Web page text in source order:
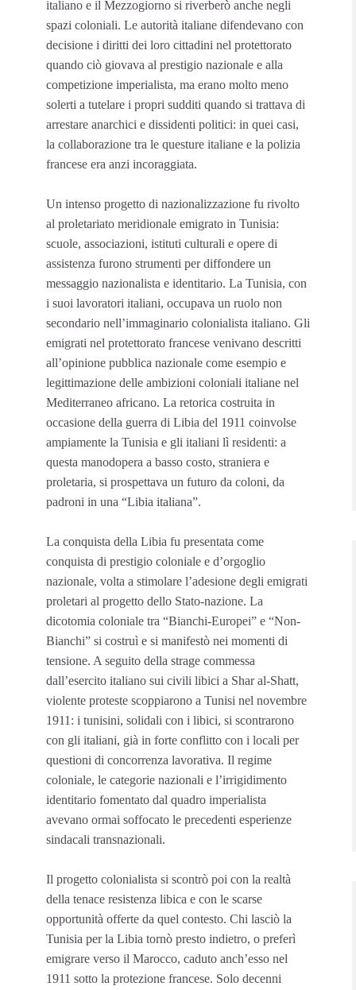
italiano e il Mezzogiorno si riverberò anche negli
spazi coloniali. Le autorità italiane difendevano con
decisione i diritti dei loro cittadini nel protettorato
quando ciò giovava al prestigio nazionale e alla
competizione imperialista, ma erano molto meno
solerti a tutelare i propri sudditi quando si trattava di
arrestare anarchici e dissidenti politici: in quei casi,
la collaborazione tra le questure italiane e la polizia
francese era anzi incoraggiata.
Un intenso progetto di nazionalizzazione fu rivolto
al proletariato meridionale emigrato in Tunisia:
scuole, associazioni, istituti culturali e opere di
assistenza furono strumenti per diffondere un
messaggio nazionalista e identitario. La Tunisia, con
i suoi lavoratori italiani, occupava un ruolo non
secondario nell’immaginario colonialista italiano. Gli
emigrati nel protettorato francese venivano descritti
all’opinione pubblica nazionale come esempio e
legittimazione delle ambizioni coloniali italiane nel
Mediterraneo africano. La retorica costruita in
occasione della guerra di Libia del 1911 coinvolse
ampiamente la Tunisia e gli italiani lì residenti: a
questa manodopera a basso costo, straniera e
proletaria, si prospettava un futuro da coloni, da
padroni in una “Libia italiana”.
La conquista della Libia fu presentata come
conquista di prestigio coloniale e d’orgoglio
nazionale, volta a stimolare l’adesione degli emigrati
proletari al progetto dello Stato-nazione. La
dicotomia coloniale tra “Bianchi-Europei” e “Non-
Bianchi” si costruì e si manifestò nei momenti di
tensione. A seguito della strage commessa
dall’esercito italiano sui civili libici a Shar al-Shatt,
violente proteste scoppiarono a Tunisi nel novembre
1911: i tunisini, solidali con i libici, si scontrarono
con gli italiani, già in forte conflitto con i locali per
questioni di concorrenza lavorativa. Il regime
coloniale, le categorie nazionali e l’irrigidimento
identitario fomentato dal quadro imperialista
avevano ormai soffocato le precedenti esperienze
sindacali transnazionali.
Il progetto colonialista si scontrò poi con la realtà
della tenace resistenza libica e con le scarse
opportunità offerte da quel contesto. Chi lasciò la
Tunisia per la Libia tornò presto indietro, o preferì
emigrare verso il Marocco, caduto anch’esso nel
1911 sotto la protezione francese. Solo decenni